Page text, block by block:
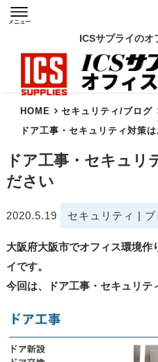
ICSサプライのオ
メニュー
HOME セキュリティ/ブログ
ドア工事・セキュリティ対策
ドア工事・セキュリ
ださい
2020.5.19 セキュリティ |
大阪府大阪市でオフィス環境作
イです。
今回は、ドア工事・セキュリテ